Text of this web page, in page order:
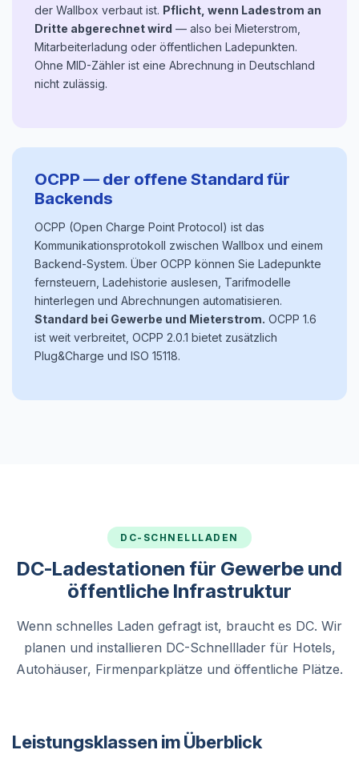
der Wallbox verbaut ist. Pflicht, wenn Ladestrom an
Dritte abgerechnet wird — also bei Mieterstrom,
Mitarbeiterladung oder öffentlichen Ladepunkten.
Ohne MID-Zähler ist eine Abrechnung in Deutschland
nicht zulässig.
OCPP — der offene Standard für
Backends
OCPP (Open Charge Point Protocol) ist das
Kommunikationsprotokoll zwischen Wallbox und einem
Backend-System. Über OCPP können Sie Ladepunkte
fernsteuern, Ladehistorie auslesen, Tarifmodelle
hinterlegen und Abrechnungen automatisieren.
Standard bei Gewerbe und Mieterstrom. OCPP 1.6
ist weit verbreitet, OCPP 2.0.1 bietet zusätzlich
Plug&Charge und ISO 15118.
DC-SCHNELLLADEN
DC-Ladestationen für Gewerbe und
öffentliche Infrastruktur
Wenn schnelles Laden gefragt ist, braucht es DC. Wir
planen und installieren DC-Schnelllader für Hotels,
Autohäuser, Firmenparkplätze und öffentliche Plätze.
Leistungsklassen im Überblick